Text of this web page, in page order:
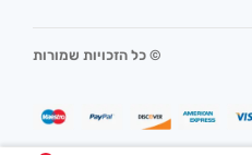
© כל הזכויות שמורות